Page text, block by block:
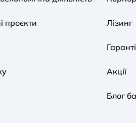
проєкти Лізинг
Акції
Блог